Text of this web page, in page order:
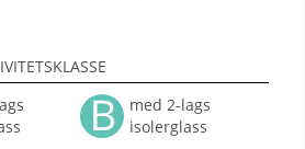
med 2-lags
isolerglass